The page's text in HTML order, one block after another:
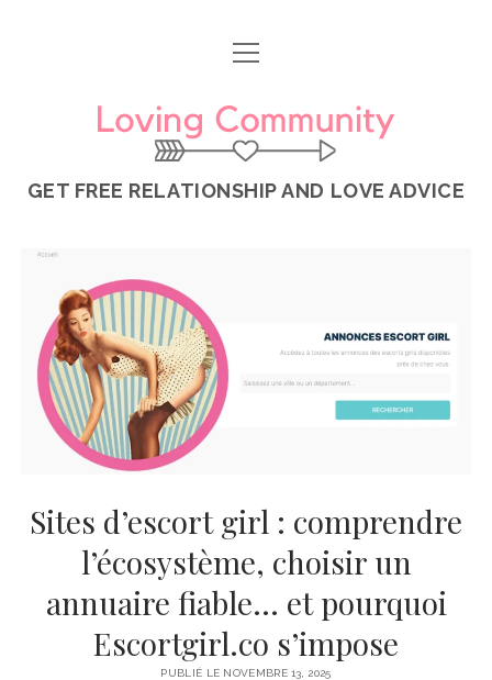
ouvrir
menu
Loving
Community
GET FREE RELATIONSHIP AND LOVE ADVICE
Sites d’escort girl : comprendre
l’écosystème, choisir un
annuaire fiable… et pourquoi
Escortgirl.co s’impose
PUBLIÉ LE NOVEMBRE 13, 2025